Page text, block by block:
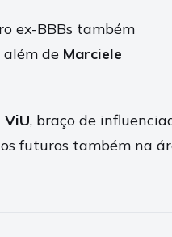
ex-BBBs também
além de Marciele
ViU, braço de
futuros também na